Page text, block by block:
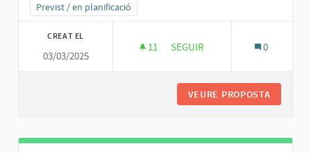
Resultats al filtrar per la categoria: Previst / en planificació
Previst / en planificació
CREAT EL
03/03/2025
11 11 SEGUIDORES
SEGUIR 0
VEURE PROPOSTA